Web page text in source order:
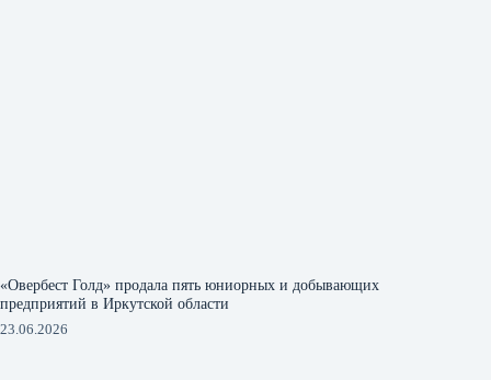
«Овербест Голд» продала пять юниорных и добывающих
предприятий в Иркутской области
23.06.2026